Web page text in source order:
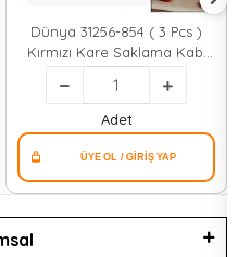
Dünya 31256-854 ( 3 Pcs )
Kırmızı Kare Saklama Kabı
Seti ( 550-1100-2200ml )*12
Adet